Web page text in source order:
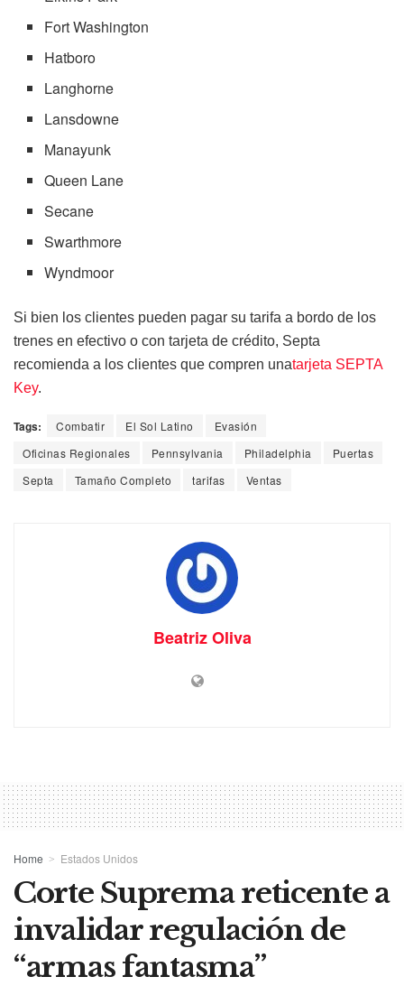
Fort Washington
Hatboro
Langhorne
Lansdowne
Manayunk
Queen Lane
Secane
Swarthmore
Wyndmoor
Si bien los clientes pueden pagar su tarifa a bordo de los
trenes en efectivo o con tarjeta de crédito, Septa
recomienda a los clientes que compren unatarjeta SEPTA
Key.
Tags: Combatir El Sol Latino
Evasión
Oficinas Regionales
Pennsylvania Philadelphia
Puertas
Septa
Tamaño Completo tarifas Ventas
Beatriz Oliva
Home Estados Unidos
Corte Suprema reticente a
invalidar regulación de
“armas fantasma”